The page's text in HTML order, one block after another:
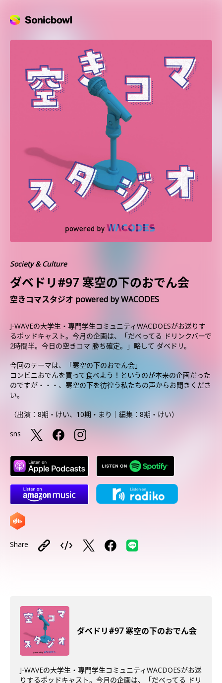
Society & Culture
ダベドリ#97 寒空の下のおでん会
空きコマスタジオ powered by WACODES
J-WAVEの大学生・専門学生コミュニティWACDOESがお送りす
るポッドキャスト。今月の企画は、「だべってる ドリンクバーで
2時間半。今日の空きコマ 勝ち確定。」略して ダベドリ。
今回のテーマは、「寒空の下のおでん会」
コンビニおでんを買って食べよう！というのが本来の企画だった
のですが・・・、寒空の下を彷徨う私たちの声からお聞きくださ
い。
（出演：8期・けい、10期・まり｜編集：8期・けい）
sns
Share
ダベドリ#97 寒空の下のおでん会
J-WAVEの大学生・専門学生コミュニティWACDOESがお送
りするポッドキャスト。今月の企画は、「だべってる ドリ